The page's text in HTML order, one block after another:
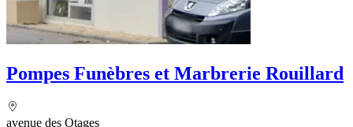
Pompes Funèbres et Marbrerie Rouillard
avenue des Otages